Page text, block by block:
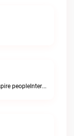
Para inspirar personas / To inspire peopleInterPrime® FM live